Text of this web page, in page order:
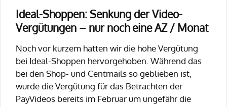
Ideal-Shoppen: Senkung der Video-
Vergütungen – nur noch eine AZ / Monat
Noch vor kurzem hatten wir die hohe Vergütung
bei Ideal-Shoppen hervorgehoben. Während das
bei den Shop- und Centmails so geblieben ist,
wurde die Vergütung für das Betrachten der
PayVideos bereits im Februar um ungefähr die